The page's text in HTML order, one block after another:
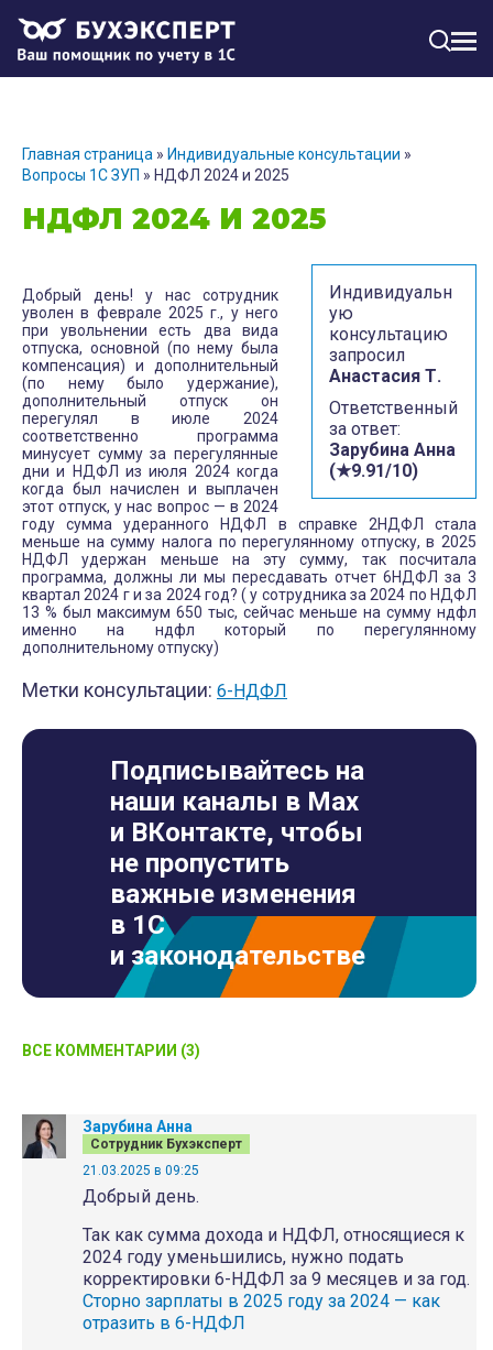
Главная страница » Индивидуальные консультации »
Вопросы 1С ЗУП » НДФЛ 2024 и 2025
НДФЛ 2024 И 2025
Индивидуальн
ую
консультацию
запросил
Анастасия Т.
Ответственный
за ответ:
Зарубина Анна
(★9.91/10)
Добрый день! у нас сотрудник
уволен в феврале 2025 г., у него
при увольнении есть два вида
отпуска, основной (по нему была
компенсация) и дополнительный
(по нему было удержание),
дополнительный отпуск он
перегулял в июле 2024
соответственно программа
минусует сумму за перегулянные
дни и НДФЛ из июля 2024 когда
когда был начислен и выплачен
этот отпуск, у нас вопрос — в 2024
году сумма удеранного НДФЛ в справке 2НДФЛ стала
меньше на сумму налога по перегулянному отпуску, в 2025
НДФЛ удержан меньше на эту сумму, так посчитала
программа, должны ли мы пересдавать отчет 6НДФЛ за 3
квартал 2024 г и за 2024 год? ( у сотрудника за 2024 по НДФЛ
13 % был максимум 650 тыс, сейчас меньше на сумму ндфл
именно на ндфл который по перегулянному
дополнительному отпуску)
Метки консультации: 6-НДФЛ
Подписывайтесь на
наши каналы в Max
и ВКонтакте, чтобы
не пропустить
важные изменения
в 1С
и законодательстве
ВСЕ КОММЕНТАРИИ (3)
Зарубина Анна
Сотрудник Бухэксперт
21.03.2025 в 09:25
Добрый день.
Так как сумма дохода и НДФЛ, относящиеся к
2024 году уменьшились, нужно подать
корректировки 6-НДФЛ за 9 месяцев и за год.
Сторно зарплаты в 2025 году за 2024 — как
отразить в 6-НДФЛ